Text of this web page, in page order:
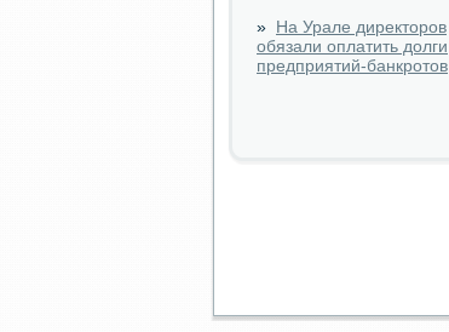
» На Урале директоров
обязали оплатить долги
предприятий-банкротов